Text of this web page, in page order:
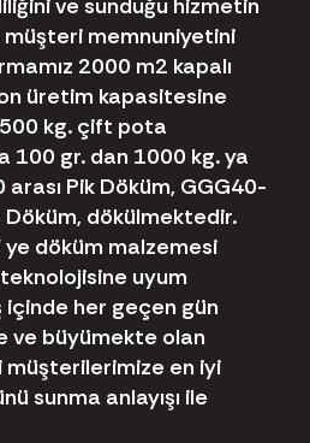
ve sunduğu hizmetin
memnuniyetini
2000 m2 kapalı
üretim kapasitesine
kg. çift pota
100 gr. dan 1000 kg. ya
Pik Döküm, GGG40-
Döküm, dökülmektedir.
döküm malzemesi
uyum
içinde her geçen gün
ve büyümekte olan
müşterilerimize en iyi
sunma anlayışı ile